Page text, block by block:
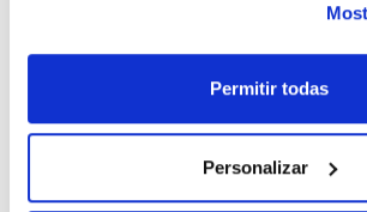
Permitir todas
Personalizar
Documentación técnica